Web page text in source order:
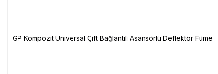
GP Kompozit Universal Çift Bağlantılı Asansörlü Deflektör Füme